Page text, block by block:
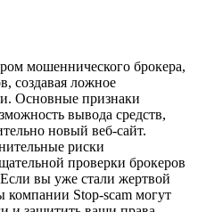
мошеннического брокера,
создавая ложное
Основные признаки
вывода средств,
новый веб-сайт.
риски
проверки брокеров
вы уже стали жертвой
компании Stop-scam могут